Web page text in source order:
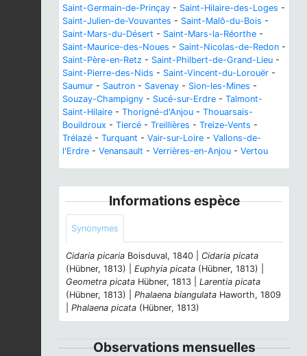
Saint-Germain-de-Prinçay - Saint-Hilaire-des-Loges -
Saint-Julien-de-Vouvantes - Saint-Malô-du-Bois -
Saint-Mars-du-Désert - Saint-Mars-la-Réorthe -
Saint-Maurice-des-Noues - Saint-Nicolas-de-Redon -
Saint-Père-en-Retz - Saint-Philbert-de-Grand-Lieu -
Saint-Pierre-des-Nids - Saint-Vincent-du-Lorouër -
Saumur - Sautron - Savenay - Sion-les-Mines -
Souzay-Champigny - Sucé-sur-Erdre - Talmont-
Saint-Hilaire - Thorigné-d'Anjou - Thouarsais-
Bouildroux - Tiercé - Treillières - Treize-Vents -
Trélazé - Turquant - Vair-sur-Loire - Vallons-de-
l'Erdre - Venansault - Verrières-en-Anjou - Vertou
Informations espèce
Synonymes
Cidaria picaria Boisduval, 1840 | Cidaria picata
(Hübner, 1813) | Euphyia picata (Hübner, 1813) |
Geometra picata Hübner, 1813 | Larentia picata
(Hübner, 1813) | Phalaena biangulata Haworth, 1809
Phalaena picata (Hübner, 1813)
Observations mensuelles